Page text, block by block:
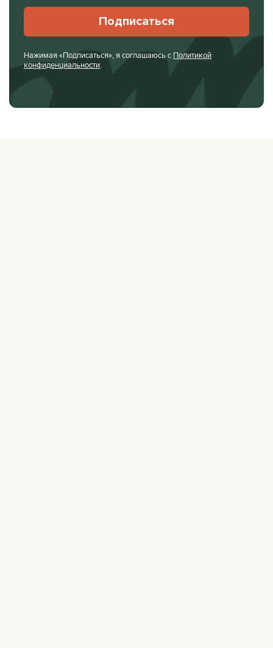
Подписаться
Нажимая «Подписаться», я соглашаюсь с Политикой
конфиденциальности.